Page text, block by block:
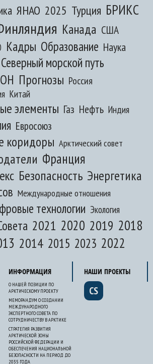
ЯНАО 2025 Турция БРИКС
Канада США
Кадры Образование Наука
Северный морской путь
Прогнозы Россия
Китай
элементы Газ Нефть Индия
Евросоюз
коридоры Арктический совет
Франция
Безопасность Энергетика
Международные отношения
технологии Экология
2021 2020 2019 2018
2014 2015 2023 2022
ИНФОРМАЦИЯ
О НАШЕЙ ПОЗИЦИИ ПО
АРКТИЧЕСКОМУ ПРОЕКТУ
МЕМОРАНДУМ О СОЗДАНИИ
МЕЖДУНАРОДНОГО
ЭКСПЕРТНОГО СОВЕТА ПО
СОТРУДНИЧЕСТВУ В АРКТИКЕ
СТРАТЕГИЯ РАЗВИТИЯ
АРКТИЧЕСКОЙ ЗОНЫ
РОССИЙСКОЙ ФЕДЕРАЦИИ И
ОБЕСПЕЧЕНИЯ НАЦИОНАЛЬНОЙ
БЕЗОПАСНОСТИ НА ПЕРИОД ДО
2035 ГОДА
НАШИ ПРОЕКТЫ
CS